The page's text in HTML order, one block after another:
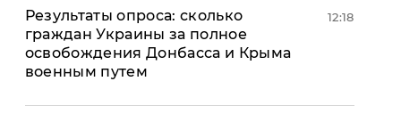
Спорт
Культура
Война на Донбассе и в
Крыму
"ЛНР"
Лайф стайл
Стиль Диалога
Результаты опроса: сколько
граждан Украины за полное
освобождения Донбасса и Крыма
военным путем
12:18